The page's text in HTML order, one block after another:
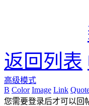
返回列表
高级模式
B Color Image Link
您需要登录后才可以回